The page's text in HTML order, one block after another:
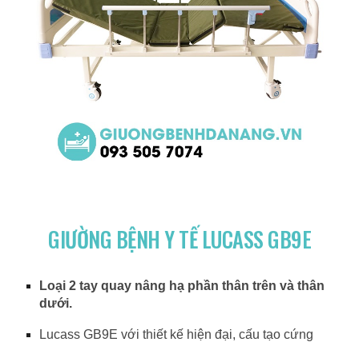
GIƯỜNG BỆNH Y TẾ LUCASS GB9E
Loại 2 tay quay nâng hạ phần thân trên và thân
dưới.
Lucass GB9E với thiết kế hiện đại, cấu tạo cứng